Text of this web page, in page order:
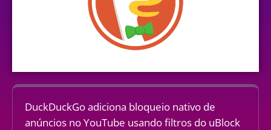
DuckDuckGo adiciona bloqueio nativo de
anúncios no YouTube usando filtros do uBlock